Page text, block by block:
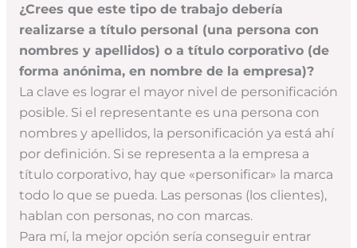
¿Crees que este tipo de trabajo debería
realizarse a título personal (una persona con
nombres y apellidos) o a título corporativo (de
forma anónima, en nombre de la empresa)?
La clave es lograr el mayor nivel de personificación
posible. Si el representante es una persona con
nombres y apellidos, la personificación ya está ahí
por definición. Si se representa a la empresa a
título corporativo, hay que «personificar» la marca
todo lo que se pueda. Las personas (los clientes),
hablan con personas, no con marcas.
Para mí, la mejor opción sería conseguir entrar